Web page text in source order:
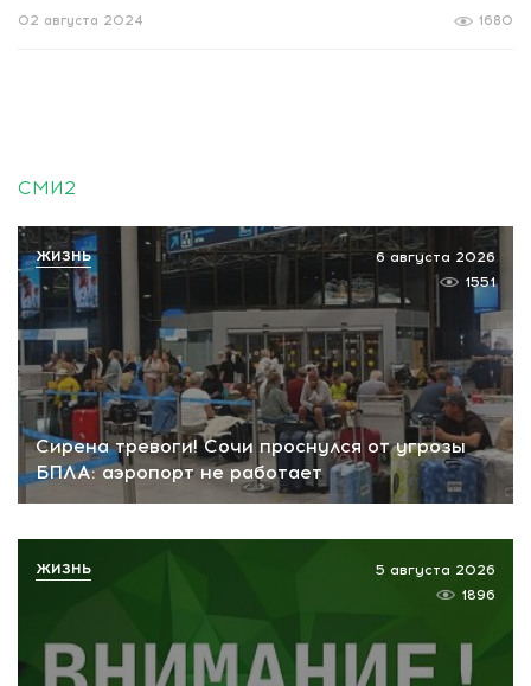
1680
02 августа 2024
СМИ2
Сирена тревоги! Сочи проснулся от угрозы
БПЛА: аэропорт не работает
6 августа 2026
1551
ЖИЗНЬ
5 августа 2026
1896
ЖИЗНЬ